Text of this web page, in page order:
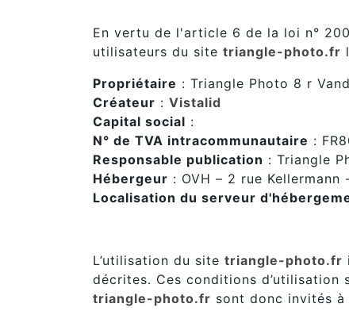
En vertu de l'article 6 de la loi n°
utilisateurs du site triangle-photo.fr
Propriétaire : Triangle Photo 8 r
Créateur : Vistalid
Capital social :
N° de TVA intracommunautaire :
Responsable publication : Triangle
Hébergeur : OVH – 2 rue
Localisation du serveur
L’utilisation du site triangle-photo.fr
décrites. Ces conditions
triangle-photo.fr sont donc invités à